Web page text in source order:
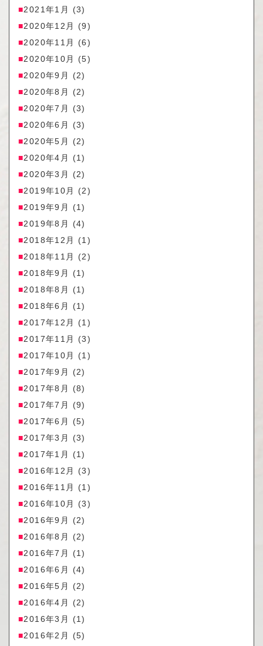
2021年1月
(3)
2020年12月
(9)
2020年11月
(6)
2020年10月
(5)
2020年9月
(2)
2020年8月
(2)
2020年7月
(3)
2020年6月
(3)
2020年5月
(2)
2020年4月
(1)
2020年3月
(2)
2019年10月
(2)
2019年9月
(1)
2019年8月
(4)
2018年12月
(1)
2018年11月
(2)
2018年9月
(1)
2018年8月
(1)
2018年6月
(1)
2017年12月
(1)
2017年11月
(3)
2017年10月
(1)
2017年9月
(2)
2017年8月
(8)
2017年7月
(9)
2017年6月
(5)
2017年3月
(3)
2017年1月
(1)
2016年12月
(3)
2016年11月
(1)
2016年10月
(3)
2016年9月
(2)
2016年8月
(2)
2016年7月
(1)
2016年6月
(4)
2016年5月
(2)
2016年4月
(2)
2016年3月
(1)
2016年2月
(5)